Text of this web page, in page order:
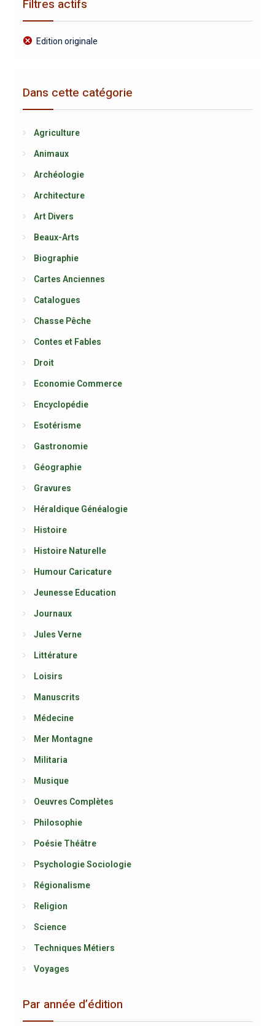
Filtres actifs
Edition originale
Dans cette catégorie
Agriculture
Animaux
Archéologie
Architecture
Art Divers
Beaux-Arts
Biographie
Cartes Anciennes
Catalogues
Chasse Pêche
Contes et Fables
Droit
Economie Commerce
Encyclopédie
Esotérisme
Gastronomie
Géographie
Gravures
Héraldique Généalogie
Histoire
Histoire Naturelle
Humour Caricature
Jeunesse Education
Journaux
Jules Verne
Littérature
Loisirs
Manuscrits
Médecine
Mer Montagne
Militaria
Musique
Oeuvres Complètes
Philosophie
Poésie Théâtre
Psychologie Sociologie
Régionalisme
Religion
Science
Techniques Métiers
Voyages
Par année d’édition